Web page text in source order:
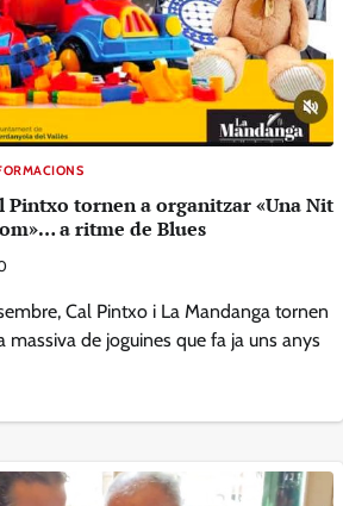
Pintxo tornen a organitzar «Una Nit
a ritme de Blues
Cal Pintxo i La Mandanga tornen
massiva de joguines que fa ja uns anys